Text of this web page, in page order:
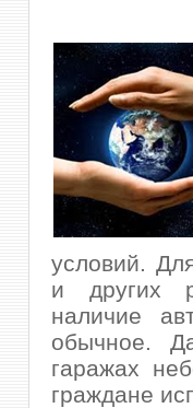
условий.
и других
наличие
обычное.
гаражах
граждане